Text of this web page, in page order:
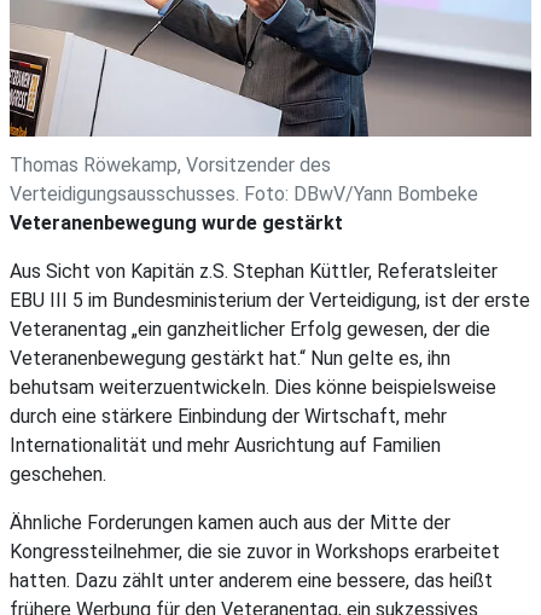
Thomas Röwekamp, Vorsitzender des
Verteidigungsausschusses. Foto: DBwV/Yann Bombeke
Veteranenbewegung wurde gestärkt
Aus Sicht von Kapitän z.S. Stephan Küttler, Referatsleiter
EBU III 5 im Bundesministerium der Verteidigung, ist der erste
Veteranentag „ein ganzheitlicher Erfolg gewesen, der die
Veteranenbewegung gestärkt hat.“ Nun gelte es, ihn
behutsam weiterzuentwickeln. Dies könne beispielsweise
durch eine stärkere Einbindung der Wirtschaft, mehr
Internationalität und mehr Ausrichtung auf Familien
geschehen.
Ähnliche Forderungen kamen auch aus der Mitte der
Kongressteilnehmer, die sie zuvor in Workshops erarbeitet
hatten. Dazu zählt unter anderem eine bessere, das heißt
frühere Werbung für den Veteranentag, ein sukzessives